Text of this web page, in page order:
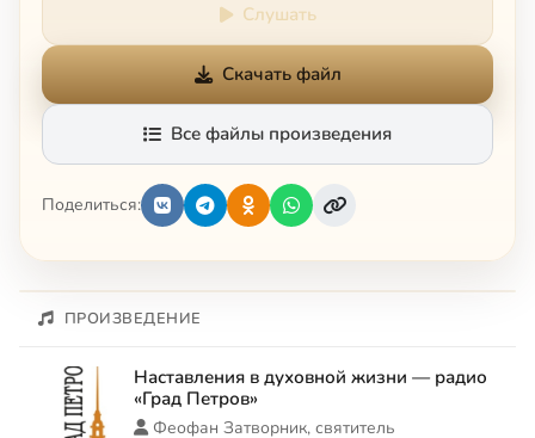
Слушать
Скачать файл
Все файлы произведения
Поделиться:
ПРОИЗВЕДЕНИЕ
Наставления в духовной жизни — радио
«Град Петров»
Феофан Затворник, святитель